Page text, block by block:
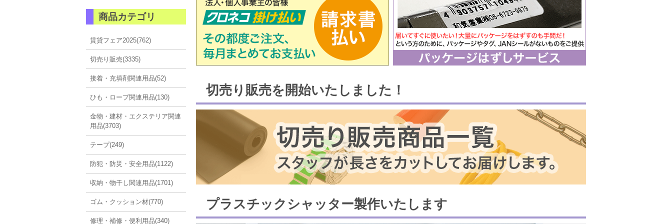
商品カテゴリ
賃貸フェア2025(762)
切売り販売(3335)
接着・充填剤関連用品(52)
ひも・ロープ関連用品(130)
金物・建材・エクステリア関連
用品(3703)
テープ(249)
防犯・防災・安全用品(1122)
収納・物干し関連用品(1701)
ゴム・クッション材(770)
修理・補修・便利用品(340)
切売り販売を開始いたしました！
プラスチックシャッター製作いたします